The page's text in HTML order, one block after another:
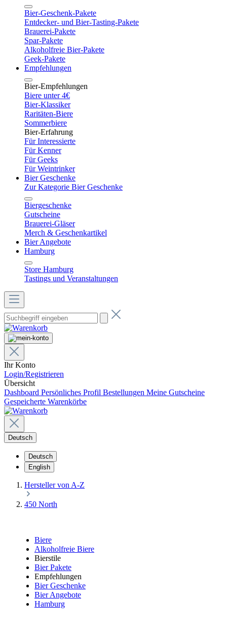
Bier-Geschenk-Pakete
Entdecker- und Bier-Tasting-Pakete
Brauerei-Pakete
Spar-Pakete
Alkoholfreie Bier-Pakete
Geek-Pakete
Empfehlungen
Bier-Empfehlungen
Biere unter 4€
Bier-Klassiker
Raritäten-Biere
Sommerbiere
Bier-Erfahrung
Für Interessierte
Für Kenner
Für Geeks
Für Weintrinker
Bier Geschenke
Zur Kategorie Bier Geschenke
Biergeschenke
Gutscheine
Brauerei-Gläser
Merch & Geschenkartikel
Bier Angebote
Hamburg
Store Hamburg
Tastings und Veranstaltungen
Ihr Konto
Login/Registrieren
Übersicht
Dashboard Persönliches Profil Bestellungen Meine Gutscheine
Gespeicherte Warenkörbe
Deutsch
Deutsch
English
Hersteller von A-Z
450 North
Biere
Alkoholfreie Biere
Bierstile
Bier Pakete
Empfehlungen
Bier Geschenke
Bier Angebote
Hamburg